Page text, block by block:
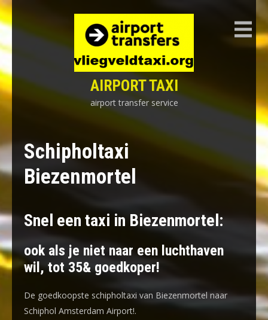
Skip
to
AIRPORT TAXI
airport transfer service
Schipholtaxi
Biezenmortel
Snel een taxi in Biezenmortel:
ook als je niet naar een luchthaven
wil, tot 35& goedkoper!
De goedkoopste schipholtaxi van Biezenmortel naar
Schiphol Amsterdam Airport!.